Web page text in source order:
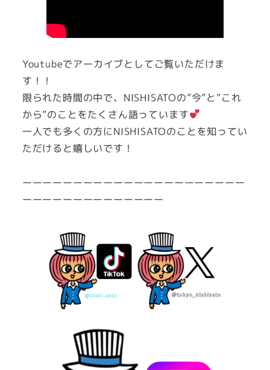
Youtubeでアーカイブとしてご覧いただけま
す！！
限られた時間の中で、NISHISATOの”今”と”これ
から”のことをたくさん語っています
一人でも多くの方にNISHISATOのことを知ってい
ただけると嬉しいです！
ーーーーーーーーーーーーーーーーーーーーーー
ーーーーーーーーーーーーーー